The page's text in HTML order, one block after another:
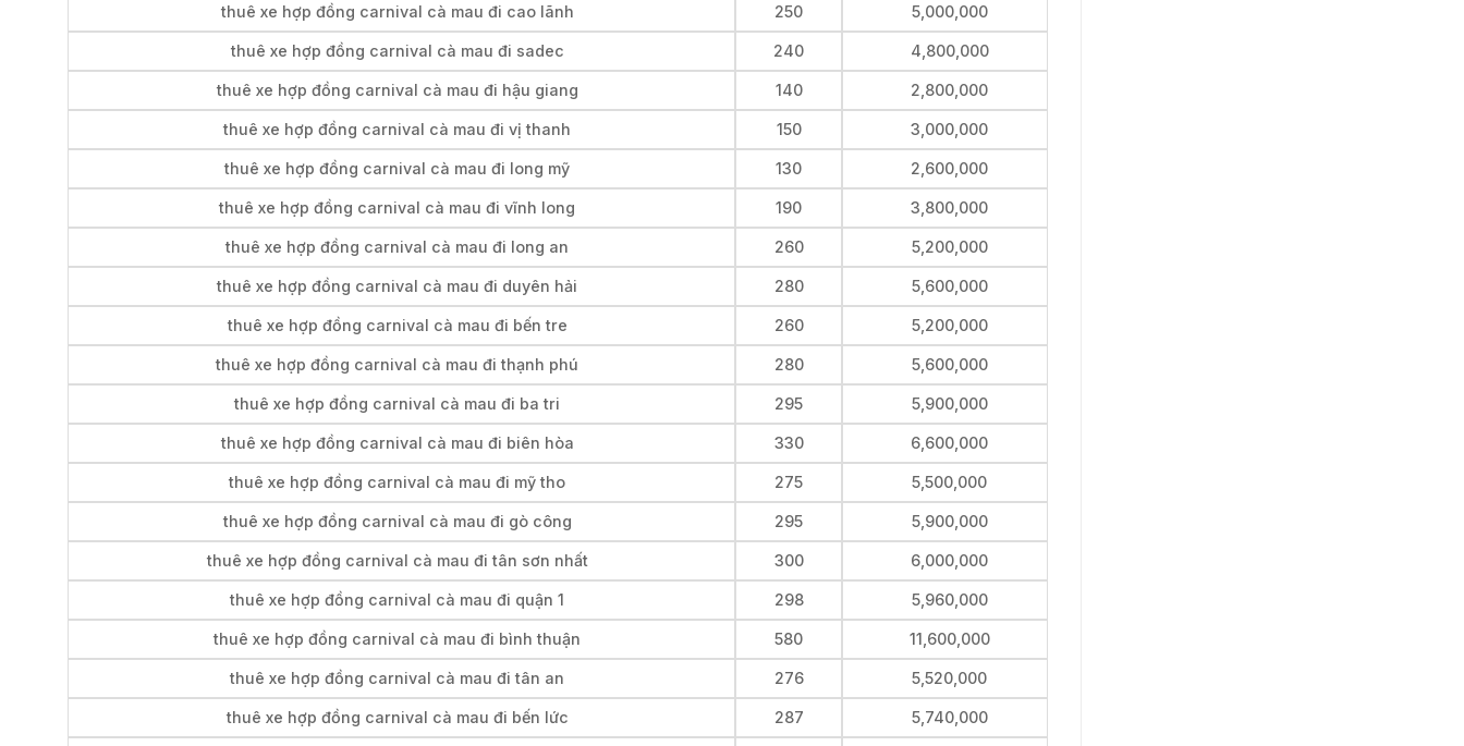
thuê xe hợp đồng carnival cà mau đi cao lãnh 250 5,000,000
thuê xe hợp đồng carnival cà mau đi sadec 240 4,800,000
thuê xe hợp đồng carnival cà mau đi hậu giang 140 2,800,000
thuê xe hợp đồng carnival cà mau đi vị thanh 150 3,000,000
thuê xe hợp đồng carnival cà mau đi long mỹ 130 2,600,000
thuê xe hợp đồng carnival cà mau đi vĩnh long 190 3,800,000
thuê xe hợp đồng carnival cà mau đi long an 260 5,200,000
thuê xe hợp đồng carnival cà mau đi duyên hải 280 5,600,000
thuê xe hợp đồng carnival cà mau đi bến tre 260 5,200,000
thuê xe hợp đồng carnival cà mau đi thạnh phú 280 5,600,000
thuê xe hợp đồng carnival cà mau đi ba tri 295 5,900,000
thuê xe hợp đồng carnival cà mau đi biên hòa 330 6,600,000
thuê xe hợp đồng carnival cà mau đi mỹ tho 275 5,500,000
thuê xe hợp đồng carnival cà mau đi gò công 295 5,900,000
thuê xe hợp đồng carnival cà mau đi tân sơn nhất 300 6,000,000
thuê xe hợp đồng carnival cà mau đi quận 1 298 5,960,000
thuê xe hợp đồng carnival cà mau đi bình thuận 580 11,600,000
thuê xe hợp đồng carnival cà mau đi tân an 276 5,520,000
thuê xe hợp đồng carnival cà mau đi bến lức 287 5,740,000